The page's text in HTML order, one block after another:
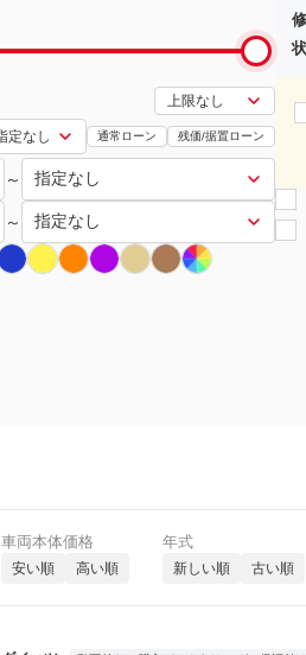
通常ローン 残価/据置ローン
～
～
車両本体価格
安い順 高い順
年式
新しい順 古い順